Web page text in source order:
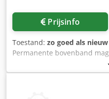
Prijsinfo
Toestand: zo goed als
Permanente bovenband
1.400 x 900 x 220mm =====
massief staal Gelaste
(antracietgrijs)